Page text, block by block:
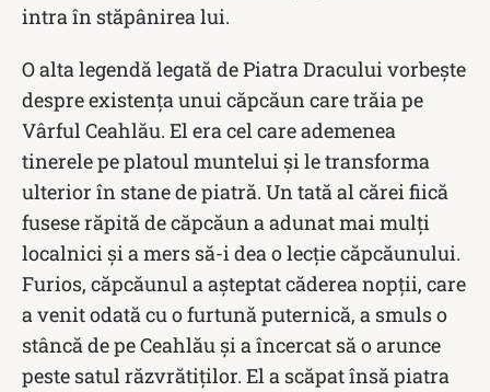
intra în stăpânirea lui.
O alta legendă legată de Piatra Dracului vorbeşte
despre existența unui căpcăun care trăia pe
Vârful Ceahlău. El era cel care ademenea
tinerele pe platoul muntelui şi le transforma
ulterior în stane de piatră. Un tată al cărei fiică
fusese răpită de căpcăun a adunat mai mulţi
localnici şi a mers să-i dea o lecție căpcăunului.
Furios, căpcăunul a aşteptat căderea nopţii, care
a venit odată cu o furtună puternică, a smuls o
stâncă de pe Ceahlău şi a încercat să o arunce
peste satul răzvrătiţilor. El a scăpat însă piatra